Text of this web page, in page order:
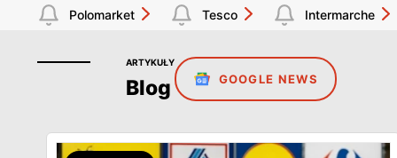
Polomarket Tesco Intermarche
ARTYKUŁY
Blog GOOGLE NEWS